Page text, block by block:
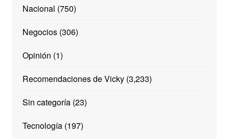
Nacional (750)
Negocios(306)
Opinión (1)
Recomendaciones de Vicky(3,233)
Sin categoría(23)
Tecnología(197)